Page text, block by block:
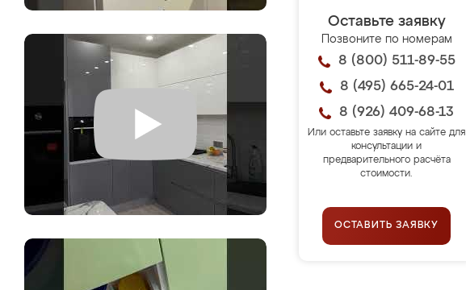
Оставьте заявку
Позвоните по номерам
8 (800) 511-89-55
8 (495) 665-24-01
8 (926) 409-68-13
Или оставьте заявку на сайте для
консультации и
предварительного расчёта
стоимости.
ОСТАВИТЬ ЗАЯВКУ